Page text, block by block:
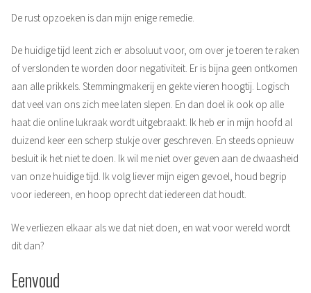
De rust opzoeken is dan mijn enige remedie.
De huidige tijd leent zich er absoluut voor, om over je toeren te raken
of verslonden te worden door negativiteit. Er is bijna geen ontkomen
aan alle prikkels. Stemmingmakerij en gekte vieren hoogtij. Logisch
dat veel van ons zich mee laten slepen. En dan doel ik ook op alle
haat die online lukraak wordt uitgebraakt. Ik heb er in mijn hoofd al
duizend keer een scherp stukje over geschreven. En steeds opnieuw
besluit ik het niet te doen. Ik wil me niet over geven aan de dwaasheid
van onze huidige tijd. Ik volg liever mijn eigen gevoel, houd begrip
voor iedereen, en hoop oprecht dat iedereen dat houdt.
We verliezen elkaar als we dat niet doen, en wat voor wereld wordt
dit dan?
Eenvoud